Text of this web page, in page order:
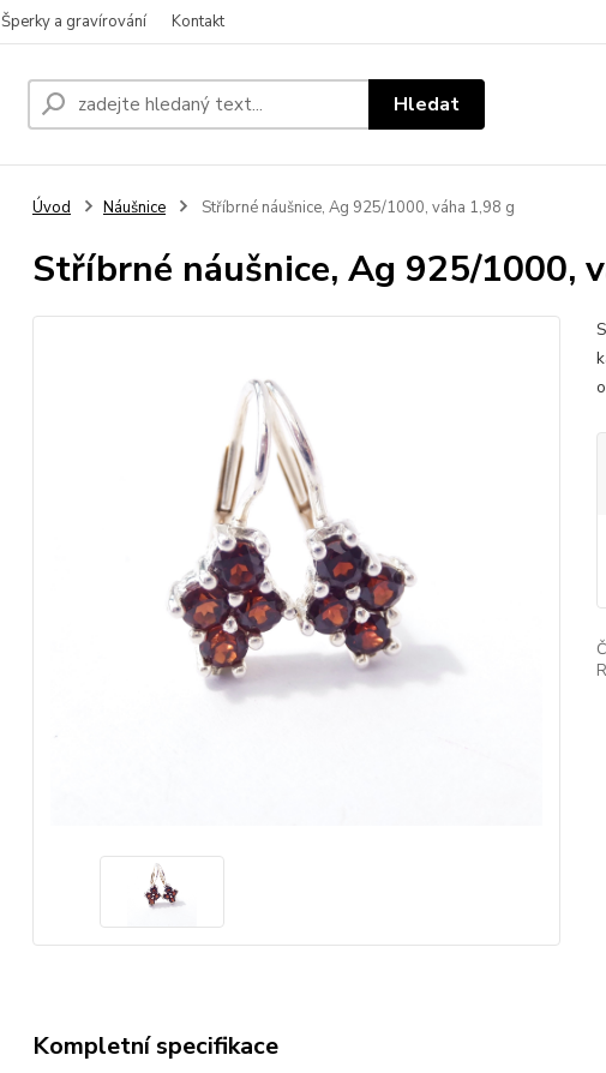
Šperky a gravírování Kontakt
Hledat
Úvod Náušnice Stříbrné náušnice, Ag 925/1000, váha 1,98 g
Stříbrné náušnice, Ag 925/1000,
Kompletní specifikace